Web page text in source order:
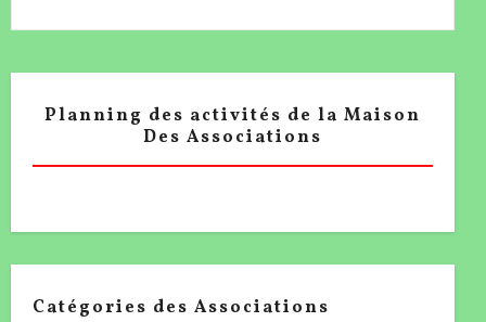
Planning des activités de la Maison
Des Associations
Catégories des Associations